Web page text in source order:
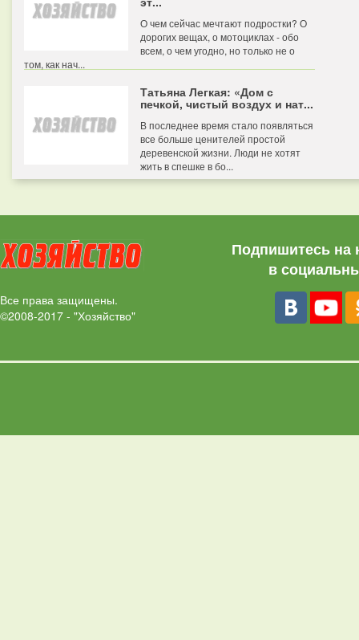
О чем сейчас мечтают подростки? О
дорогих вещах, о мотоциклах - обо
всем, о чем угодно, но только не о
том, как нач...
Татьяна Легкая: «Дом с
печкой, чистый воздух и нат...
В последнее время стало появляться
все больше ценителей простой
деревенской жизни. Люди не хотят
жить в спешке в бо...
Все права защищены.
©2008-2017 - "Хозяйство"
Подпишитесь на
в